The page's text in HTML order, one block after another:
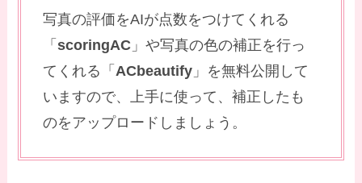
写真の評価をAIが点数をつけてくれる
「scoringAC 」や写真の色の補正を行っ
てくれる「 ACbeautify 」を無料公開して
いますので、上手に使って、補正したも
のをアップロードしましょう。